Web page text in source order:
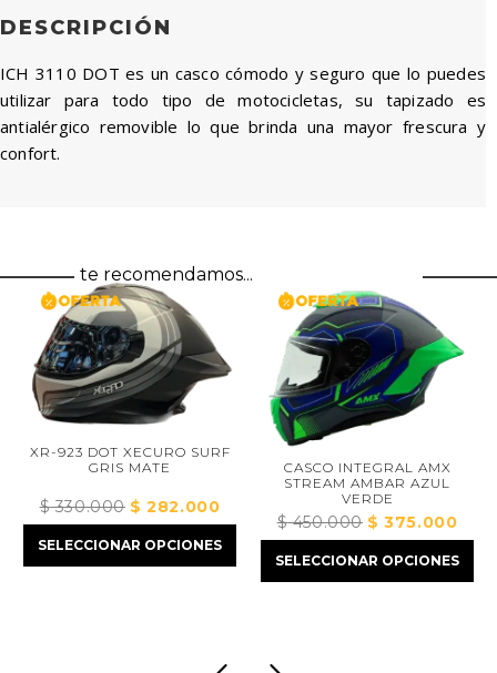
DESCRIPCIÓN
ICH 3110 DOT es un casco cómodo y seguro que lo puedes
utilizar para todo tipo de motocicletas, su tapizado es
antialérgico removible lo que brinda una mayor frescura y
confort.
te recomendamos...
XR-923 DOT XECURO SURF
GRIS MATE
$330.000 El
precio
original
$282.000El
precio
actual
SELECCIONAR OPCIONES
CASCO INTEGRAL AMX
STREAM AMBAR AZUL
VERDE
$450.000 El
precio
original
$375.000El
SELECCIONAR OPCIONES